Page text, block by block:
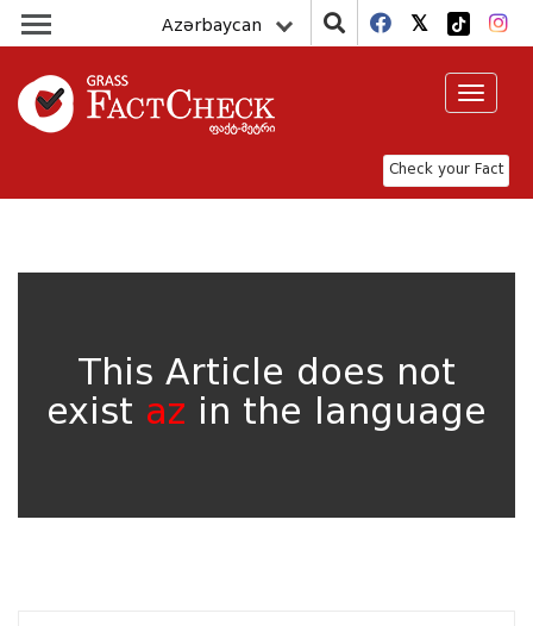
Azərbaycan
Check your Fact
Toggle
This Article does not
exist az in the language